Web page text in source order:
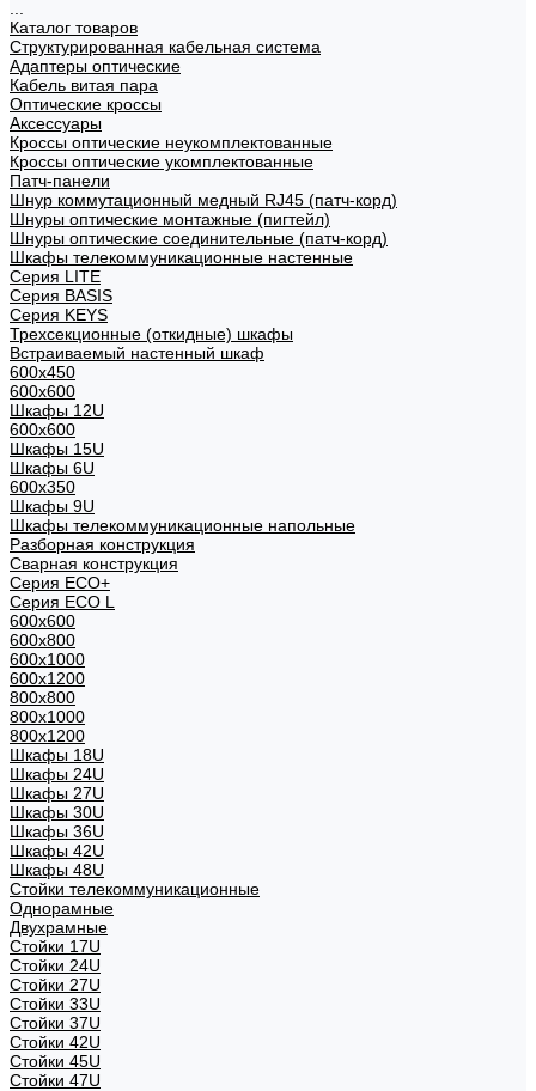
Каталог товаров
Структурированная кабельная система
Адаптеры оптические
Кабель витая пара
Оптические кроссы
Аксессуары
Кроссы оптические неукомплектованные
Кроссы оптические укомплектованные
Патч-панели
Шнур коммутационный медный RJ45 (патч-корд)
Шнуры оптические монтажные (пигтейл)
Шнуры оптические соединительные (патч-корд)
Шкафы телекоммуникационные настенные
Cерия LITE
Cерия BASIS
Cерия KEYS
Трехсекционные (откидные) шкафы
Встраиваемый настенный шкаф
600x450
600x600
Шкафы 12U
600x600
Шкафы 15U
Шкафы 6U
600x350
Шкафы 9U
Шкафы телекоммуникационные напольные
Разборная конструкция
Сварная конструкция
Серия ECO+
Серия ECO L
600x600
600x800
600х1000
600х1200
800x800
800х1000
800х1200
Шкафы 18U
Шкафы 24U
Шкафы 27U
Шкафы 30U
Шкафы 36U
Шкафы 42U
Шкафы 48U
Стойки телекоммуникационные
Однорамные
Двухрамные
Стойки 17U
Стойки 24U
Стойки 27U
Стойки 33U
Стойки 37U
Стойки 42U
Стойки 45U
Стойки 47U